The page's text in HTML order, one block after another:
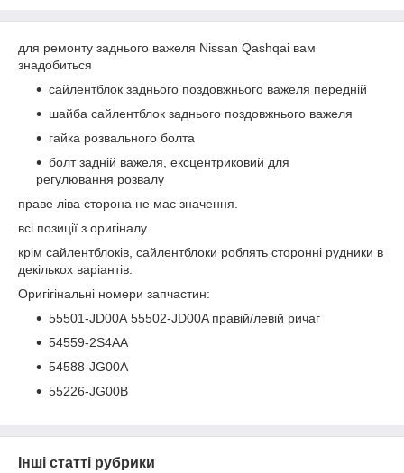
для ремонту заднього важеля Nissan Qashqai вам
знадобиться
сайлентблок заднього поздовжнього важеля передній
шайба сайлентблок заднього поздовжнього важеля
гайка розвального болта
болт задній важеля, ексцентриковий для
регулювання розвалу
праве ліва сторона не має значення.
всі позиції з оригіналу.
крім сайлентблоків, сайлентблоки роблять сторонні рудники в
декількох варіантів.
Оригігінальні номери запчастин:
55501-JD00A 55502-JD00A правій/левій ричаг
54559-2S4AA
54588-JG00A
55226-JG00B
Інші статті рубрики